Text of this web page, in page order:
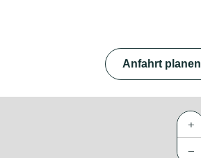
Anfahrt planen
+
−